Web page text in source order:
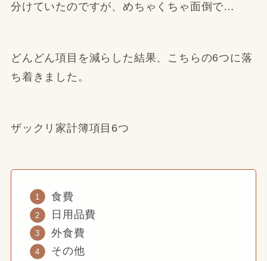
分けていたのですが、めちゃくちゃ面倒で…
どんどん項目を減らした結果、こちらの6つに落
ち着きました。
ザックリ家計簿項目6つ
食費
日用品費
外食費
その他